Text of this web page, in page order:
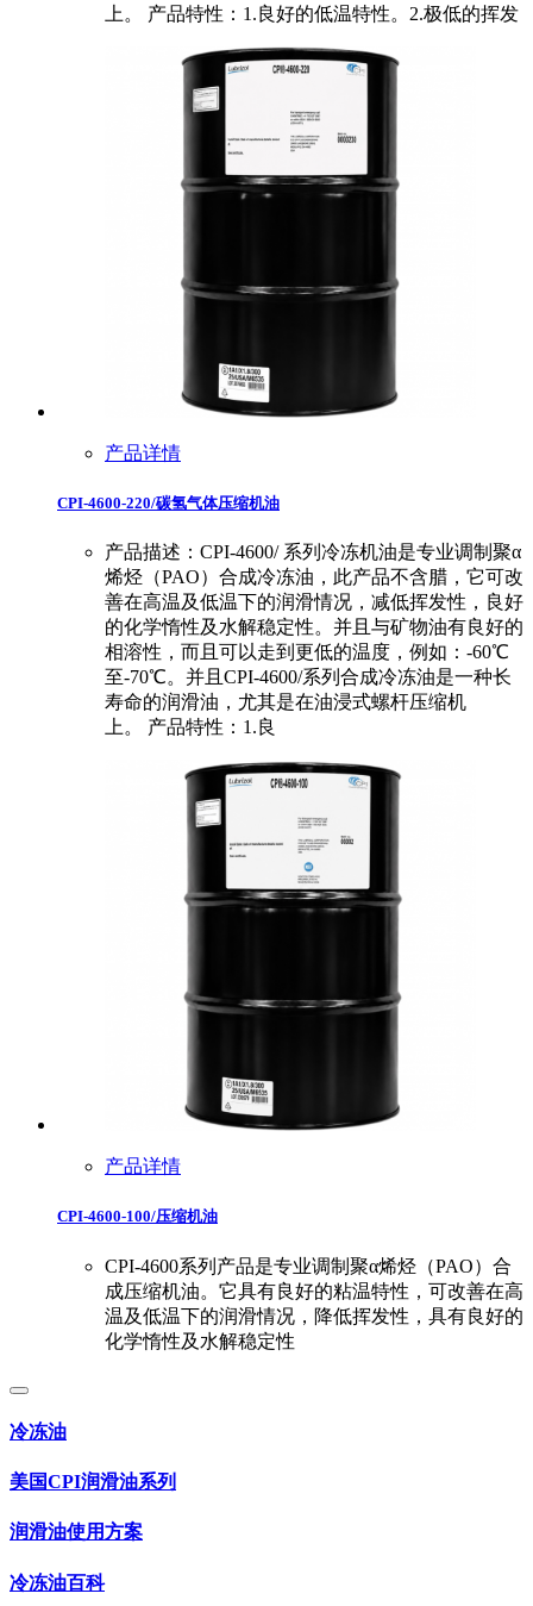
上。 产品特性：1.良好的低温特性。2.极低的挥发
产品详情
CPI-4600-220/碳氢气体压缩机油
产品描述：CPI-4600/ 系列冷冻机油是专业调制聚α
烯烃（PAO）合成冷冻油，此产品不含腊，它可改
善在高温及低温下的润滑情况，减低挥发性，良好
的化学惰性及水解稳定性。并且与矿物油有良好的
相溶性，而且可以走到更低的温度，例如：-60℃
至-70℃。并且CPI-4600/系列合成冷冻油是一种长
寿命的润滑油，尤其是在油浸式螺杆压缩机
上。 产品特性：1.良
产品详情
CPI-4600-100/压缩机油
CPI-4600系列产品是专业调制聚α烯烃（PAO）合
成压缩机油。它具有良好的粘温特性，可改善在高
温及低温下的润滑情况，降低挥发性，具有良好的
化学惰性及水解稳定性
冷冻油
美国CPI润滑油系列
润滑油使用方案
冷冻油百科